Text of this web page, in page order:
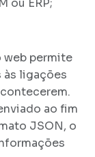
ou ERP;
web permite
ligações
ao fim
JSON, o